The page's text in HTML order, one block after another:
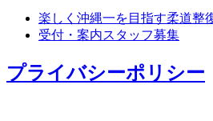
楽しく沖縄一を目指す柔道整
受付・案内スタッフ募集
プライバシーポリシー